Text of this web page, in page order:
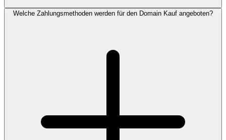
Welche Zahlungsmethoden werden für den Domain Kauf angeboten?